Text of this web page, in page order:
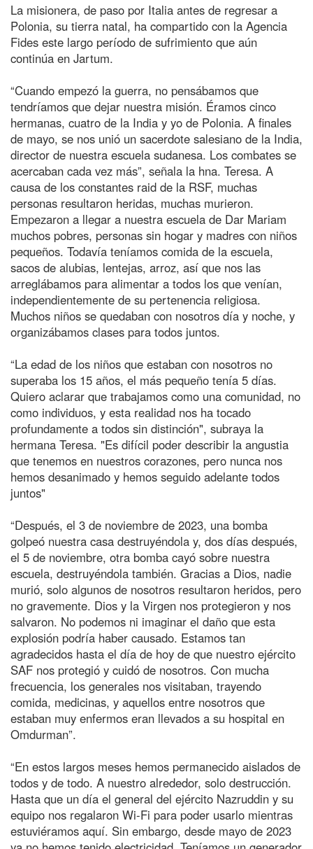
La misionera, de paso por Italia antes de regresar a
Polonia, su tierra natal, ha compartido con la Agencia
Fides este largo período de sufrimiento que aún
continúa en Jartum.
“Cuando empezó la guerra, no pensábamos que
tendríamos que dejar nuestra misión. Éramos cinco
hermanas, cuatro de la India y yo de Polonia. A finales
de mayo, se nos unió un sacerdote salesiano de la India,
director de nuestra escuela sudanesa. Los combates se
acercaban cada vez más”, señala la hna. Teresa. A
causa de los constantes raid de la RSF, muchas
personas resultaron heridas, muchas murieron.
Empezaron a llegar a nuestra escuela de Dar Mariam
muchos pobres, personas sin hogar y madres con niños
pequeños. Todavía teníamos comida de la escuela,
sacos de alubias, lentejas, arroz, así que nos las
arreglábamos para alimentar a todos los que venían,
independientemente de su pertenencia religiosa.
Muchos niños se quedaban con nosotros día y noche, y
organizábamos clases para todos juntos.
“La edad de los niños que estaban con nosotros no
superaba los 15 años, el más pequeño tenía 5 días.
Quiero aclarar que trabajamos como una comunidad, no
como individuos, y esta realidad nos ha tocado
profundamente a todos sin distinción", subraya la
hermana Teresa. "Es difícil poder describir la angustia
que tenemos en nuestros corazones, pero nunca nos
hemos desanimado y hemos seguido adelante todos
juntos"
“Después, el 3 de noviembre de 2023, una bomba
golpeó nuestra casa destruyéndola y, dos días después,
el 5 de noviembre, otra bomba cayó sobre nuestra
escuela, destruyéndola también. Gracias a Dios, nadie
murió, solo algunos de nosotros resultaron heridos, pero
no gravemente. Dios y la Virgen nos protegieron y nos
salvaron. No podemos ni imaginar el daño que esta
explosión podría haber causado. Estamos tan
agradecidos hasta el día de hoy de que nuestro ejército
SAF nos protegió y cuidó de nosotros. Con mucha
frecuencia, los generales nos visitaban, trayendo
comida, medicinas, y aquellos entre nosotros que
estaban muy enfermos eran llevados a su hospital en
Omdurman”.
“En estos largos meses hemos permanecido aislados de
todos y de todo. A nuestro alrededor, solo destrucción.
Hasta que un día el general del ejército Nazruddin y su
equipo nos regalaron Wi-Fi para poder usarlo mientras
estuviéramos aquí. Sin embargo, desde mayo de 2023